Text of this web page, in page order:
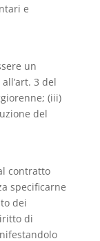
e
un
3 del
(iii)
del
contratto
specificarne
dei
di